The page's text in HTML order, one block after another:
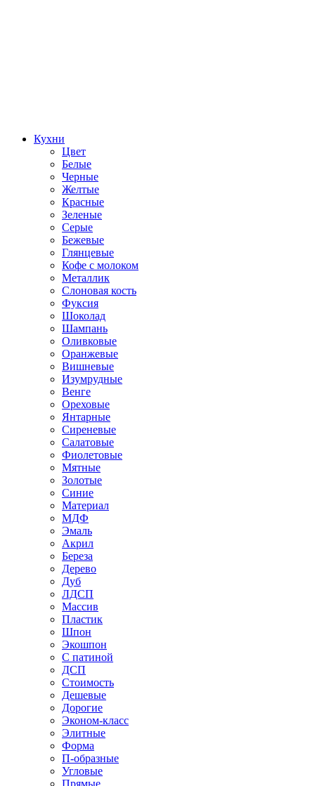
Кухни
Цвет
Белые
Черные
Желтые
Красные
Зеленые
Серые
Бежевые
Глянцевые
Кофе с молоком
Металлик
Слоновая кость
Фуксия
Шоколад
Шампань
Оливковые
Оранжевые
Вишневые
Изумрудные
Венге
Ореховые
Янтарные
Сиреневые
Салатовые
Фиолетовые
Мятные
Золотые
Синие
Материал
МДФ
Эмаль
Акрил
Береза
Дерево
Дуб
ЛДСП
Массив
Пластик
Шпон
Экошпон
С патиной
ДСП
Стоимость
Дешевые
Дорогие
Эконом-класс
Элитные
Форма
П-образные
Угловые
Прямые